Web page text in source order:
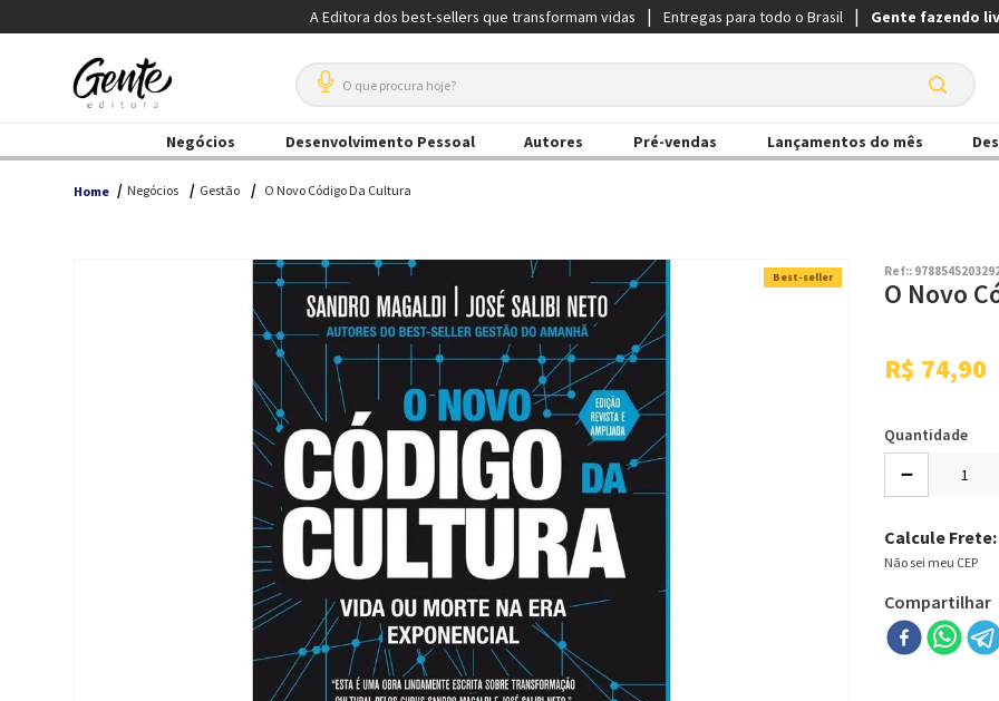
A Editora dos best-sellers que transformam vidas Entregas para todo o Brasil Gente fazendo
O que procura hoje?
Negócios Desenvolvimento Pessoal Autores Pré-vendas Lançamentos do mês
Home Negócios Gestão O Novo Código Da Cultura
Best-seller Ref::
O Novo
R$ 74,90
Quantidade
－
Calcule Frete:
Não sei meu CEP
Compartilhar